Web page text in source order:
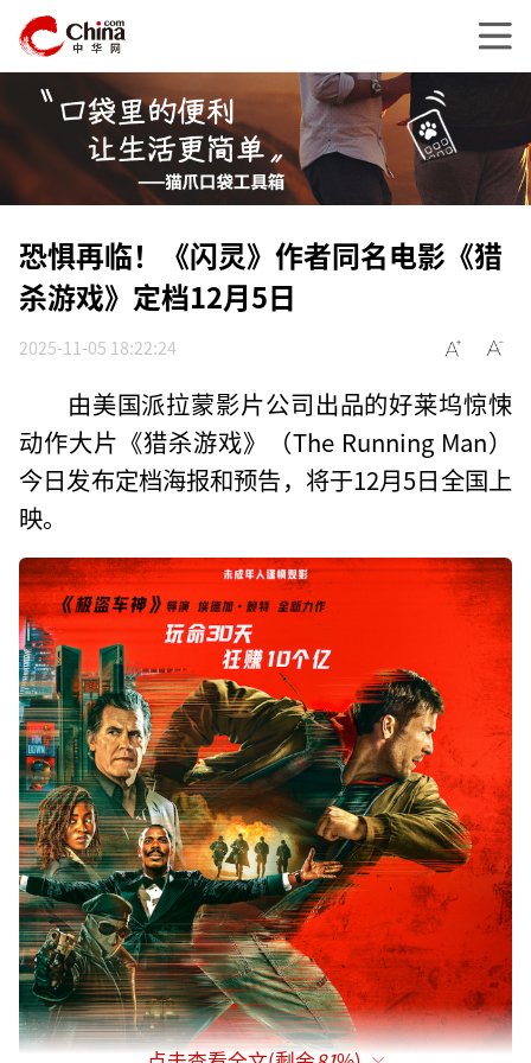
恐惧再临！《闪灵》作者同名电影《猎
杀游戏》定档12月5日
2025-11-05 18:22:24
由美国派拉蒙影片公司出品的好莱坞惊悚
动作大片《猎杀游戏》（The Running Man）
今日发布定档海报和预告，将于12月5日全国上
映。